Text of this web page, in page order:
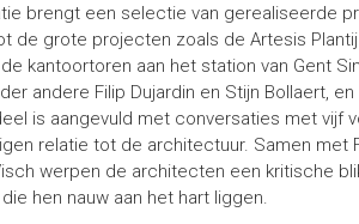
brengt een selectie van gerealiseerde
de grote projecten zoals de Artesis
kantoortoren aan het station van Gent
andere Filip Dujardin en Stijn Bollaert,
is aangevuld met conversaties met vijf
relatie tot de architectuur. Samen met
werpen de architecten een kritische
hen nauw aan het hart liggen.